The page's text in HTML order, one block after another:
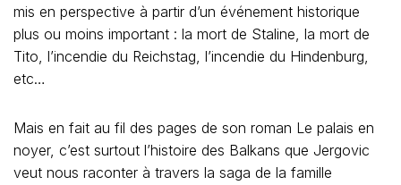
mis en perspective à partir d’un événement historique
plus ou moins important : la mort de Staline, la mort de
Tito, l’incendie du Reichstag, l’incendie du Hindenburg,
etc…
Mais en fait au fil des pages de son roman Le palais en
noyer, c’est surtout l’histoire des Balkans que Jergovic
veut nous raconter à travers la saga de la famille